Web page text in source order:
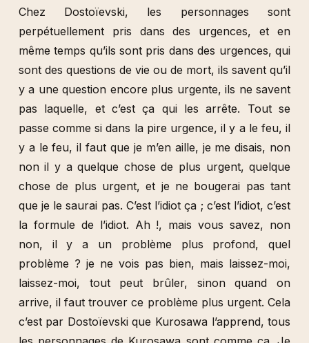
Chez Dostoïevski, les personnages sont
perpétuellement pris dans des urgences, et en
même temps qu’ils sont pris dans des urgences, qui
sont des questions de vie ou de mort, ils savent qu’il
y a une question encore plus urgente, ils ne savent
pas laquelle, et c’est ça qui les arrête. Tout se
passe comme si dans la pire urgence, il y a le feu, il
y a le feu, il faut que je m’en aille, je me disais, non
non il y a quelque chose de plus urgent, quelque
chose de plus urgent, et je ne bougerai pas tant
que je le saurai pas. C’est l’idiot ça ; c’est l’idiot, c’est
la formule de l’idiot. Ah !, mais vous savez, non
non, il y a un problème plus profond, quel
problème ? je ne vois pas bien, mais laissez-moi,
laissez-moi, tout peut brûler, sinon quand on
arrive, il faut trouver ce problème plus urgent. Cela
c’est par Dostoïevski que Kurosawa l’apprend, tous